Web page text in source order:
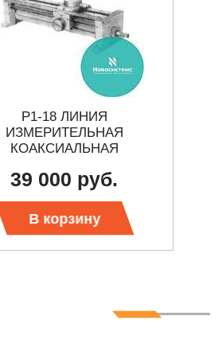
Р1-18 ЛИНИЯ
ИЗМЕРИТЕЛЬНАЯ
КОАКСИАЛЬНАЯ
39 000 руб.
В корзину